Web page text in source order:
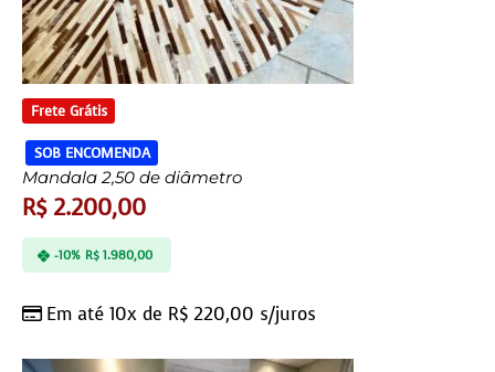
Frete Grátis
SOB ENCOMENDA
Mandala 2,50 de diâmetro
R$2.200,00
Em até 10x de R$ 220,00 s/juros
-10% R$1.980,00